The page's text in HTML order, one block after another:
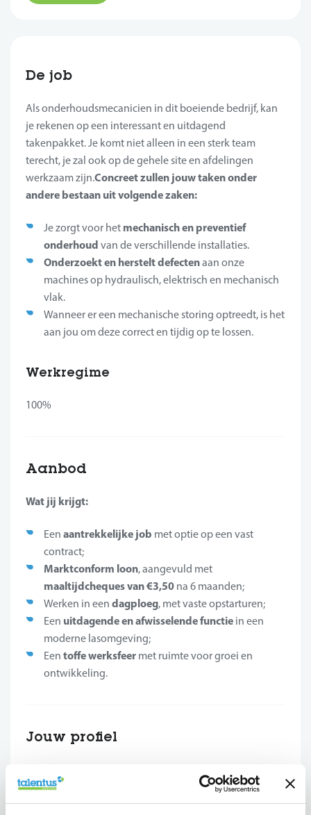
De job
Als onderhoudsmecanicien in dit boeiende bedrijf, kan
je rekenen op een interessant en uitdagend
takenpakket. Je komt niet alleen in een sterk team
terecht, je zal ook op de gehele site en afdelingen
werkzaam zijn.Concreet zullen jouw taken onder
andere bestaan uit volgende zaken:
Je zorgt voor het mechanisch en preventief
onderhoud van de verschillende installaties.
Onderzoekt en herstelt defectenaan onze
machines op hydraulisch, elektrisch en mechanisch
vlak.
Wanneer er een mechanische storing optreedt, is het
aan jou om deze correct en tijdig op te lossen.
Werkregime
100%
Aanbod
Wat jij krijgt:
Een aantrekkelijke job met optie op een vast
contract;
Marktconform loon, aangevuld met
maaltijdcheques van €3,50 na 6 maanden;
Werken in een dagploeg, met vaste opstarturen;
Een uitdagende en afwisselende functie in een
moderne lasomgeving;
Een toffe werksfeer met ruimte voor groei en
ontwikkeling.
Jouw profiel
Minimumtechnisch secundair onderwijsin